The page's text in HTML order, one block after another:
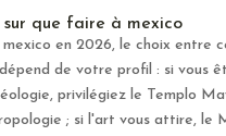
que faire à mexico
en 2026, le choix entre
de votre profil : si vous
privilégiez le Templo
; si l'art vous attire, le